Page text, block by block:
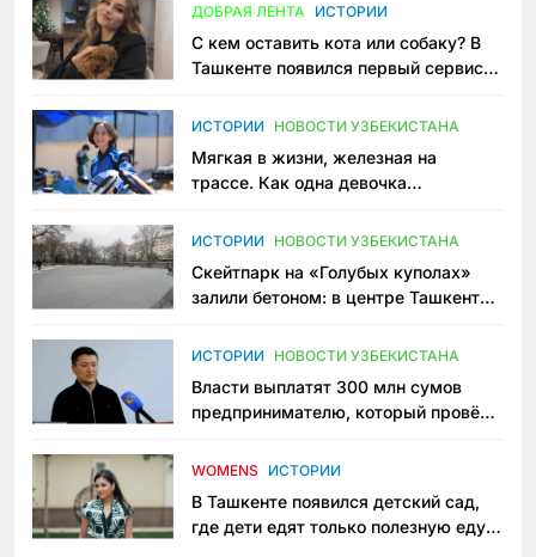
ДОБРАЯ ЛЕНТА ИСТОРИИ
С кем оставить кота или собаку? В
Ташкенте появился первый сервис
ИСТОРИИ НОВОСТИ УЗБЕКИСТАНА
Мягкая в жизни, железная на
трассе. Как одна девочка
Узбекистане
ИСТОРИИ НОВОСТИ УЗБЕКИСТАНА
Скейтпарк на «Голубых куполах»
залили бетоном: в центре Ташкента
пространство
ИСТОРИИ НОВОСТИ УЗБЕКИСТАНА
Власти выплатят 300 млн сумов
предпринимателю, который провёл
приговору
WOMENS ИСТОРИИ
В Ташкенте появился детский сад,
где дети едят только полезную еду.